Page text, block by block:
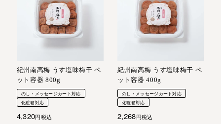
紀州南高梅 うす塩味梅干 ペ
ット容器 800g
のし・メッセージカート対応
化粧箱対応
4,320 税込
紀州南高梅 うす塩味梅干 ペ
ット容器 400g
のし・メッセージカート対応
化粧箱対応
2,268 税込